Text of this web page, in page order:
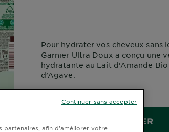
Pour hydrater vos cheveux sans
Garnier Ultra Doux a conçu une
hydratante au Lait d’Amande
d’Agave.
TAILLE 250ML
ACHETER
afin d’améliorer votre
Continuer sans accepter